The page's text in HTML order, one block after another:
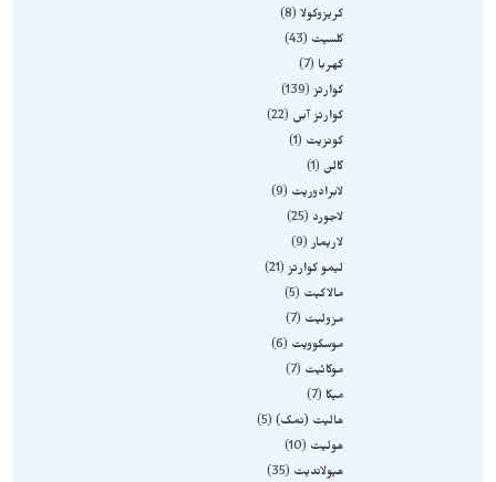
کریزوکولا 8
کلسیت
43
کهربا
7
کوارتز 139
کوارتز آبی
22
کونزیت
1
گالن 1
لابرادوریت
9
لاجورد
25
لاریمار 9
لیمو کوارتز 21
مالاکیت
5
مزولیت
7
موسکوویت
6
موکائیت
7
میکا
7
هالیت (نمک) 5
هولیت
10
هیولاندیت
35